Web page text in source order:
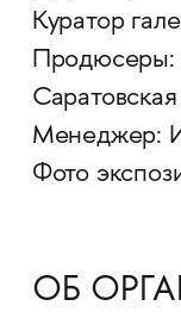
Куратор
Продюсеры:
Саратовская
Менеджер:
Фото
ОБ